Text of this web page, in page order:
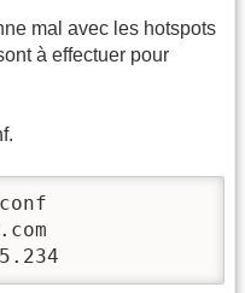
mal avec les hotspots
à effectuer pour